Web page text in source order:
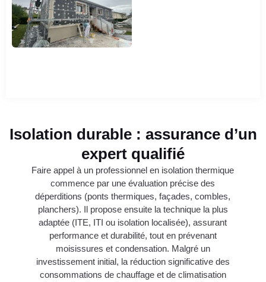
Isolation durable : assurance d’un
expert qualifié
Faire appel à un professionnel en isolation thermique
commence par une évaluation précise des
déperditions (ponts thermiques, façades, combles,
planchers). Il propose ensuite la technique la plus
adaptée (ITE, ITI ou isolation localisée), assurant
performance et durabilité, tout en prévenant
moisissures et condensation. Malgré un
investissement initial, la réduction significative des
consommations de chauffage et de climatisation